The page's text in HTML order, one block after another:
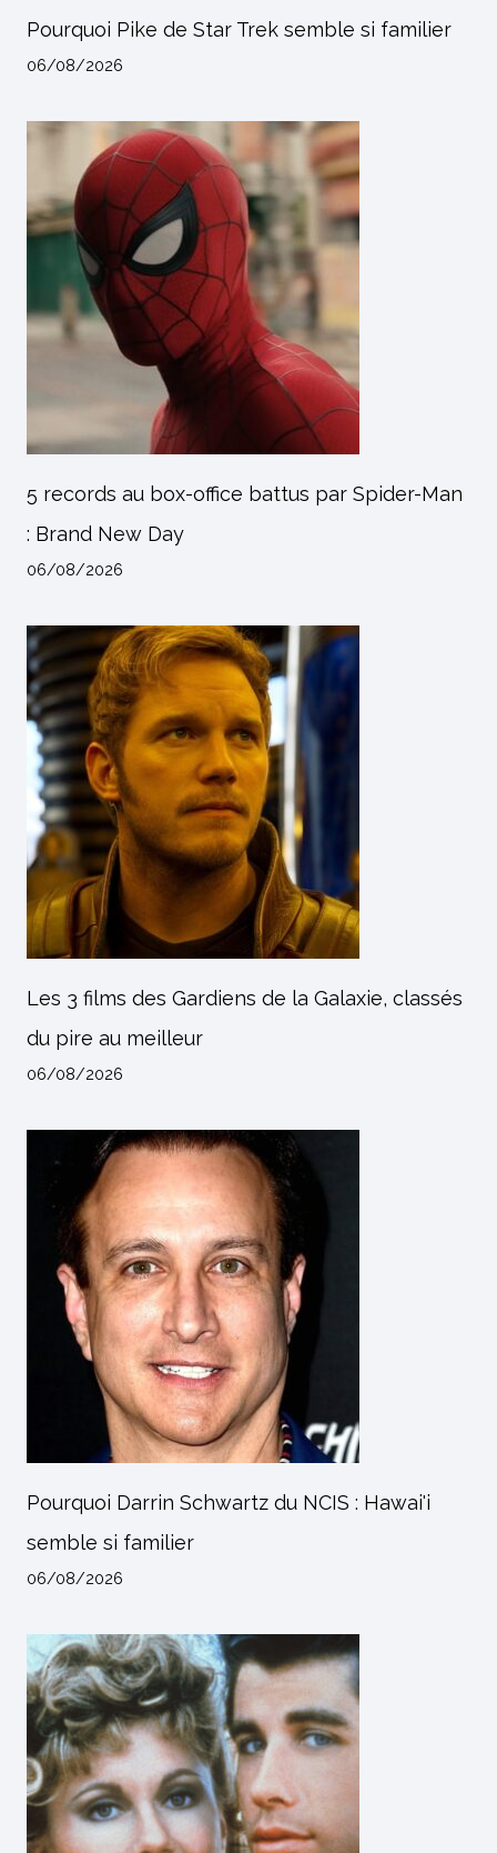
Pourquoi Pike de Star Trek semble si familier
06/08/2026
5 records au box-office battus par Spider-Man
: Brand New Day
06/08/2026
Les 3 films des Gardiens de la Galaxie, classés
du pire au meilleur
06/08/2026
Pourquoi Darrin Schwartz du NCIS : Hawai'i
semble si familier
06/08/2026